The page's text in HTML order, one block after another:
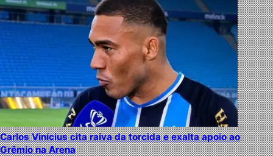
Carlos Vinícius cita raiva da torcida e exalta apoio ao
Grêmio na Arena